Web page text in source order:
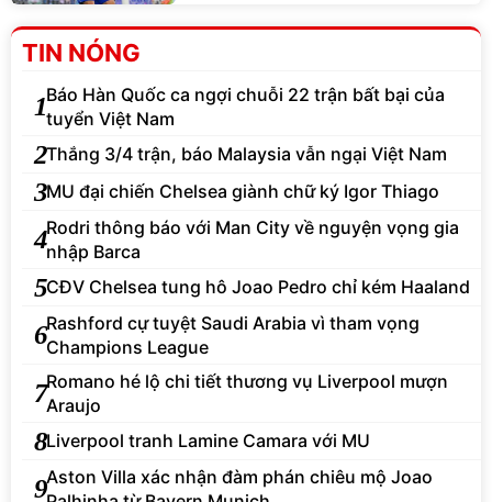
TIN NÓNG
1Báo Hàn Quốc ca ngợi chuỗi 22 trận bất bại của
tuyển Việt Nam
2Thắng 3/4 trận, báo Malaysia vẫn ngại Việt Nam
3MU đại chiến Chelsea giành chữ ký Igor Thiago
4Rodri thông báo với Man City về nguyện vọng gia
nhập Barca
5CĐV Chelsea tung hô Joao Pedro chỉ kém Haaland
6Rashford cự tuyệt Saudi Arabia vì tham vọng
Champions League
7Romano hé lộ chi tiết thương vụ Liverpool mượn
Araujo
8Liverpool tranh Lamine Camara với MU
9Aston Villa xác nhận đàm phán chiêu mộ Joao